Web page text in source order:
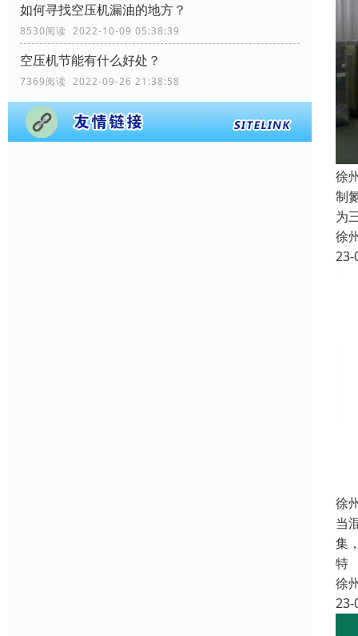
如何寻找空压机漏油的地方？
8530阅读 2022-10-09 05:38:39
空压机节能有什么好处？
7369阅读 2022-09-26 21:38:58
徐
制
为
徐
23-
徐
当
集
特
徐
23-